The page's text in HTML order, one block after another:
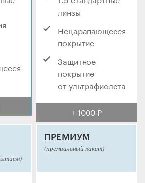
линзы
Нецарапающееся
покрытие
Защитное
покрытие
от ультрафиолета
+ 1000 ₽
ПРЕМИУМ
(премиальный пакет)